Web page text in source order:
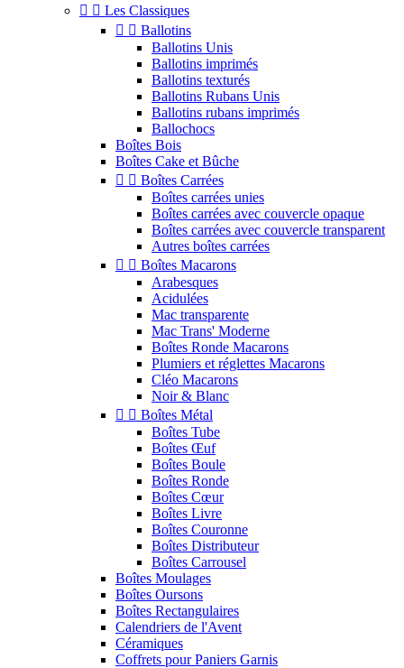
  Les Classiques
  Ballotins
Ballotins Unis
Ballotins imprimés
Ballotins texturés
Ballotins Rubans Unis
Ballotins rubans imprimés
Ballochocs
Boîtes Bois
Boîtes Cake et Bûche
  Boîtes Carrées
Boîtes carrées unies
Boîtes carrées avec couvercle opaque
Boîtes carrées avec couvercle transparent
Autres boîtes carrées
  Boîtes Macarons
Arabesques
Acidulées
Mac transparente
Mac Trans' Moderne
Boîtes Ronde Macarons
Plumiers et réglettes Macarons
Cléo Macarons
Noir & Blanc
  Boîtes Métal
Boîtes Tube
Boîtes Œuf
Boîtes Boule
Boîtes Ronde
Boîtes Cœur
Boîtes Livre
Boîtes Couronne
Boîtes Distributeur
Boîtes Carrousel
Boîtes Moulages
Boîtes Oursons
Boîtes Rectangulaires
Calendriers de l'Avent
Céramiques
Coffrets pour Paniers Garnis